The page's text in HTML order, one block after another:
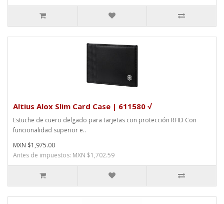
Altius Alox Slim Card Case | 611580 √
Estuche de cuero delgado para tarjetas con protección RFID Con
funcionalidad superior e..
MXN $1,975.00
Antes de impuestos: MXN $1,702.59